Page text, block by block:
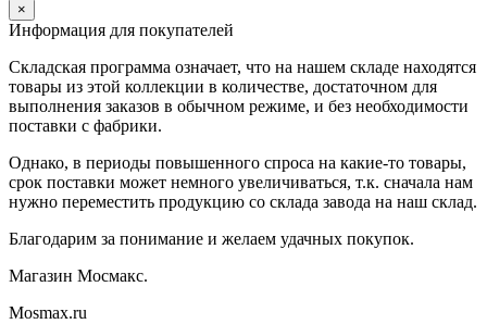
×
Информация для покупателей
Складская программа означает, что на нашем складе находятся
товары из этой коллекции в количестве, достаточном для
выполнения заказов в обычном режиме, и без необходимости
поставки с фабрики.
Однако, в периоды повышенного спроса на какие-то товары,
срок поставки может немного увеличиваться, т.к. сначала нам
нужно переместить продукцию со склада завода на наш склад.
Благодарим за понимание и желаем удачных покупок.
Магазин Мосмакс.
Mosmax.ru